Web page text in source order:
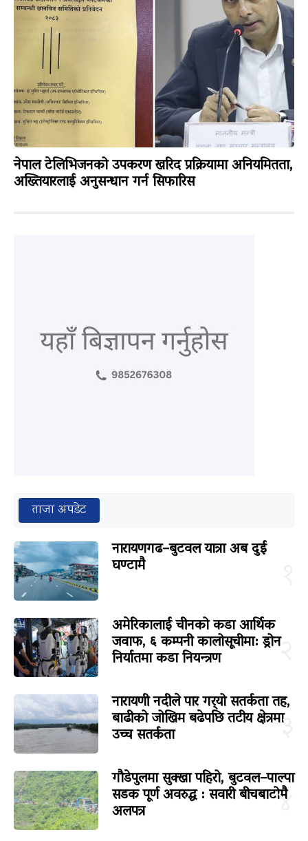
नेपाल टेलिभिजनको उपकरण खरिद प्रक्रियामा अनियमितता,
अख्तियारलाई अनुसन्धान गर्न सिफारिस
ताजा अपडेट
नारायणगढ–बुटवल यात्रा अब दुई
घण्टामै
२
अमेरिकालाई चीनको कडा आर्थिक
जवाफ, ६ कम्पनी कालोसूचीमा: ड्रोन
निर्यातमा कडा नियन्त्रण
३
नारायणी नदीले पार गर्‍यो सतर्कता तह,
बाढीको जोखिम बढेपछि तटीय क्षेत्रमा
उच्च सतर्कता
४
गौडेपुलमा सुक्खा पहिरो, बुटवल–पाल्पा
सडक पूर्ण अवरुद्ध : सवारी बीचबाटोमै
अलपत्र